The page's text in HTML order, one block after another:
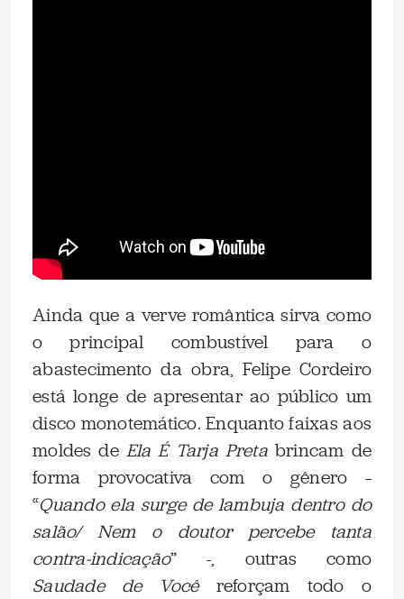
Ainda que a verve romântica sirva como
o principal combustível para o
abastecimento da obra, Felipe Cordeiro
está longe de apresentar ao público um
disco monotemático. Enquanto faixas aos
moldes de Ela É Tarja Pretabrincam de
forma provocativa com o gênero –
“Quando ela surge de lambuja dentro do
salão/ Nem o doutor percebe tanta
contra-indicação” -, outras como
Saudade de Vocêreforçam todo o